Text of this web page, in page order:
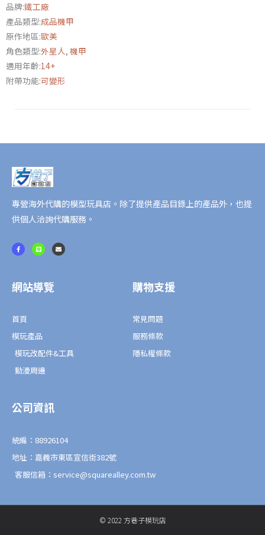
紅
色
警
報
第
三
玩
量
品牌:鐵工廠
產品類型:成品機甲
原作地區:歐美
角色類型:外星人, 機甲
適用年齡:14+
附帶功能:可變形
專營海外代購的模型玩具店。除了提供產品目錄上的產品外，也提
供個人洽詢代購服務。
F
a
c
k
-
L
i
n
E
n
v
網站導覽
首頁
模玩產品
模玩改配件&工具
動漫周邊
購物支援
常見問題
服務條款
隱私權條款
公司資訊
統編：88926104
地址：嘉義市東區宣信街382號
客服信箱：service@squarealley.com.tw
© 2022 方巷子模玩店